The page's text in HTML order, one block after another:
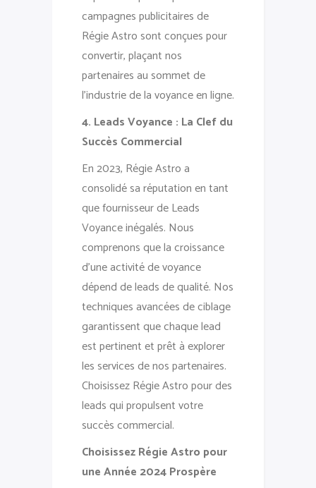
campagnes publicitaires de
Régie Astro sont conçues pour
convertir, plaçant nos
partenaires au sommet de
l’industrie de la voyance en ligne.
4. Leads Voyance : La Clef du
Succès Commercial
En 2023, Régie Astro a
consolidé sa réputation en tant
que fournisseur de Leads
Voyance inégalés. Nous
comprenons que la croissance
d’une activité de voyance
dépend de leads de qualité. Nos
techniques avancées de ciblage
garantissent que chaque lead
est pertinent et prêt à explorer
les services de nos partenaires.
Choisissez Régie Astro pour des
leads qui propulsent votre
succès commercial.
Choisissez Régie Astro pour
une Année 2024 Prospère